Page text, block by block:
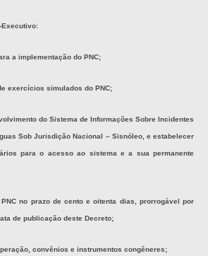
Executivo:
a implementação do PNC;
exercícios simulados do PNC;
do Sistema de Informações Sobre Incidentes
Sob Jurisdição Nacional – Sisnóleo, e estabelecer
para o acesso ao sistema e a sua permanente
no prazo de cento e oitenta dias, prorrogável por
de publicação deste Decreto;
convênios e instrumentos congêneres;